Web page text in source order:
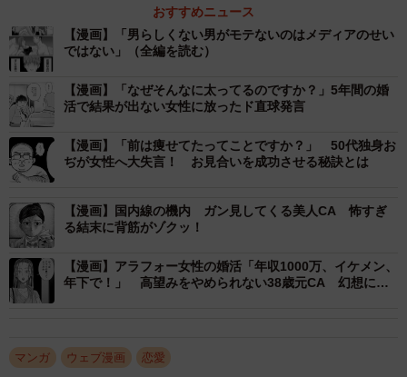
彼女の浮気発覚で落ち込む久慈（小出もと貴さん提供）
上げたいので顧問になってほしいと頼まれます。彼らは、
おすすめニュース
【漫画】「男らしくない男がモテないのはメディアのせい
ではない」（全編を読む）
【漫画】「なぜそんなに太ってるのですか？」5年間の婚
活で結果が出ない女性に放ったド直球発言
【漫画】「前は痩せてたってことですか？」 50代独身お
ぢが女性へ大失言！ お見合いを成功させる秘訣とは
【漫画】国内線の機内 ガン見してくる美人CA 怖すぎ
る結末に背筋がゾクッ！
【漫画】アラフォー女性の婚活「年収1000万、イケメン、
年下で！」 高望みをやめられない38歳元CA 幻想に弄
マンガ ウェブ漫画 恋愛